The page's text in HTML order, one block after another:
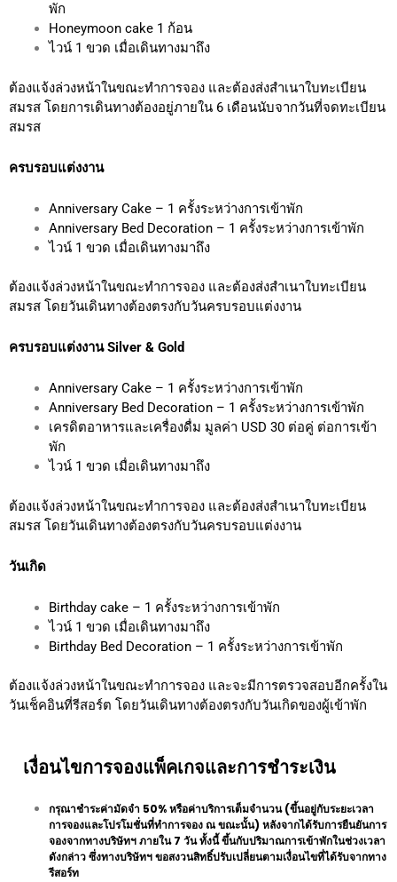
พัก
Honeymoon cake 1 ก้อน
ไวน์ 1 ขวด เมื่อเดินทางมาถึง
ต้องแจ้งล่วงหน้าในขณะทำการจอง และต้องส่งสำเนาใบทะเบียน
สมรส โดยการเดินทางต้องอยู่ภายใน 6 เดือนนับจากวันที่จดทะเบียน
สมรส
ครบรอบแต่งงาน
Anniversary Cake – 1 ครั้งระหว่างการเข้าพัก
Anniversary Bed Decoration – 1 ครั้งระหว่างการเข้าพัก
ไวน์ 1 ขวด เมื่อเดินทางมาถึง
ต้องแจ้งล่วงหน้าในขณะทำการจอง และต้องส่งสำเนาใบทะเบียน
สมรส โดยวันเดินทางต้องตรงกับวันครบรอบแต่งงาน
ครบรอบแต่งงานSilver & Gold
Anniversary Cake – 1 ครั้งระหว่างการเข้าพัก
Anniversary Bed Decoration – 1 ครั้งระหว่างการเข้าพัก
เครดิตอาหารและเครื่องดื่ม มูลค่า USD 30 ต่อคู่ ต่อการเข้า
พัก
ไวน์ 1 ขวด เมื่อเดินทางมาถึง
ต้องแจ้งล่วงหน้าในขณะทำการจอง และต้องส่งสำเนาใบทะเบียน
สมรส โดยวันเดินทางต้องตรงกับวันครบรอบแต่งงาน
วันเกิด
Birthday cake – 1 ครั้งระหว่างการเข้าพัก
ไวน์ 1 ขวด เมื่อเดินทางมาถึง
Birthday Bed Decoration – 1 ครั้งระหว่างการเข้าพัก
ต้องแจ้งล่วงหน้าในขณะทำการจอง และจะมีการตรวจสอบอีกครั้งใน
วันเช็คอินที่รีสอร์ต โดยวันเดินทางต้องตรงกับวันเกิดของผู้เข้าพัก
เงื่อนไขการจองแพ็คเกจและการชำระเงิน
กรุณาชำระค่ามัดจำ 50% หรือค่าบริการเต็มจำนวน (ขึ้นอยู่กับระยะเวลา
การจองและโปรโมชั่นที่ทำการจอง ณ ขณะนั้น) หลังจากได้รับการยืนยันการ
จองจากทางบริษัทฯ ภายใน 7 วัน ทั้งนี้ ขึ้นกับปริมาณการเข้าพักในช่วงเวลา
ดังกล่าว ซึ่งทางบริษัทฯ ขอสงวนสิทธิ์ปรับเปลี่ยนตามเงื่อนไขที่ได้รับจากทาง
รีสอร์ท